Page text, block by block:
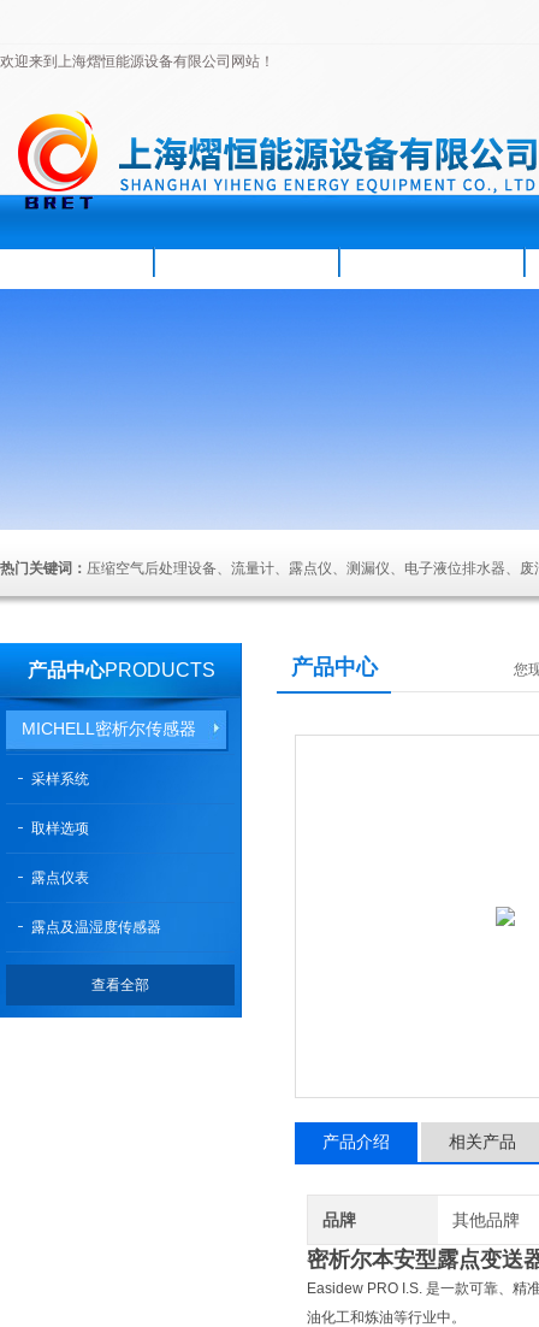
欢迎来到上海熠恒能源设备有限公司网站！
热门关键词： 压缩空气后处理设备、流量计、露点仪、测漏仪、电子液位排水器、
产品中心PRODUCTS
MICHELL密析尔传感器
采样系统
取样选项
露点仪表
露点及温湿度传感器
查看全部
产品中心 您
产品介绍 相关产品
品牌 其他品牌
密析尔本安型露点变送
Easidew PRO I.S. 是一款可靠、精
油化工和炼油等行业中。